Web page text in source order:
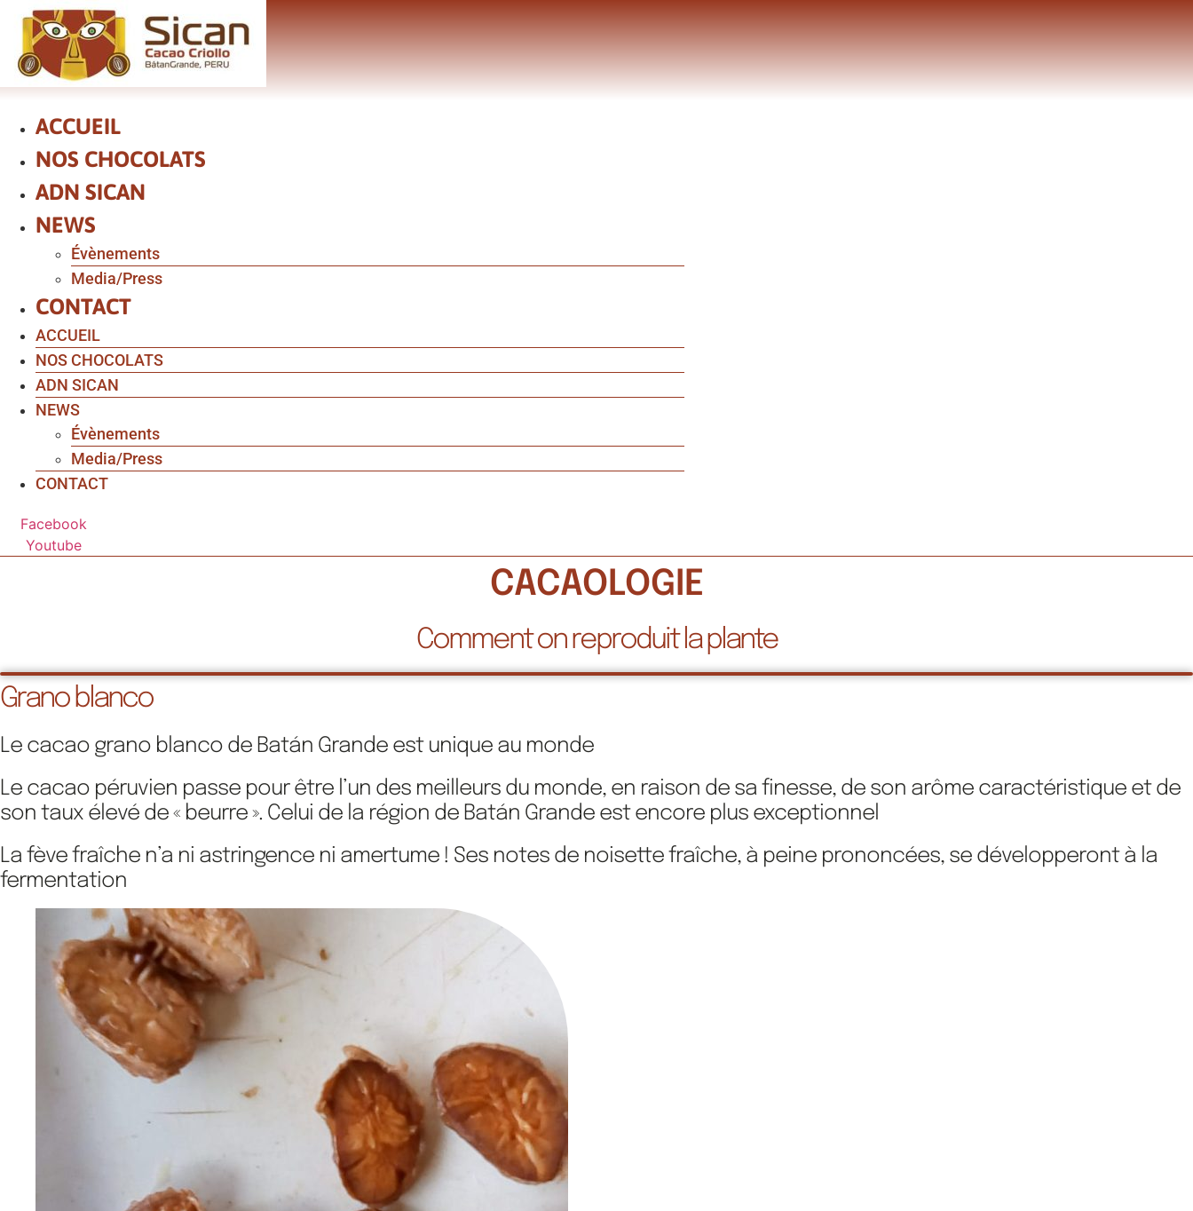
contenu
ACCUEIL
NOS CHOCOLATS
ADN SICAN
NEWS
Évènements
Media/Press
CONTACT
ACCUEIL
NOS CHOCOLATS
ADN SICAN
NEWS
Évènements
Media/Press
CONTACT
Facebook
Youtube
CACAOLOGIE
Comment on reproduit la plante
Grano blanco
Le cacao grano blanco de Batán Grande est unique au monde
Le cacao péruvien passe pour être l’un des meilleurs du monde, en raison de sa finesse, de son arôme caractéristique et de
son taux élevé de « beurre ». Celui de la région de Batán Grande est encore plus exceptionnel
La fève fraîche n’a ni astringence ni amertume ! Ses notes de noisette fraîche, à peine prononcées, se développeront à la
fermentation